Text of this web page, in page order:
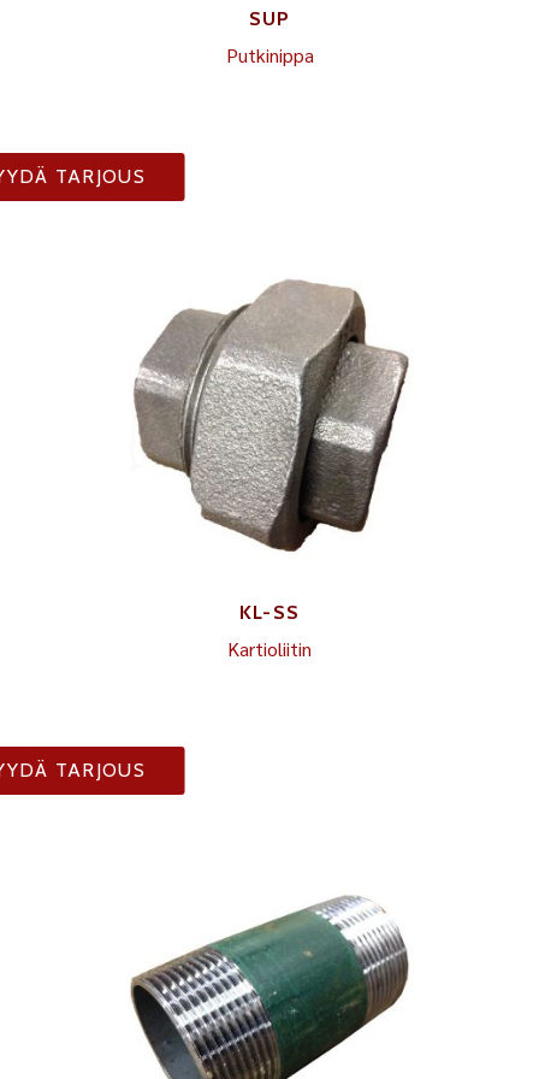
SUP
Putkinippa
TARJOUS
KL-SS
Kartioliitin
TARJOUS